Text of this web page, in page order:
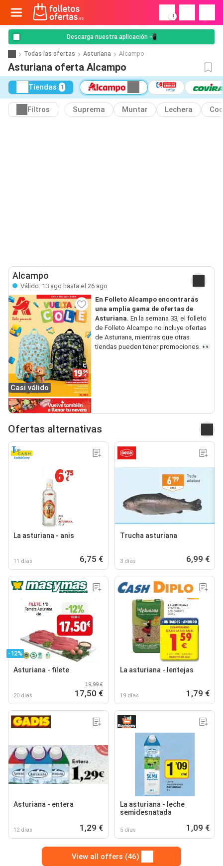
!
Descarga nuestra aplicación 📲
Todas las ofertas Asturiana Alcampo
Asturiana oferta Alcampo
Tiendas 1
Filtros Suprema Muntar Lechera
Alcampo
Válido: 13 ago hasta el 26 ago
Casi válido
En Folleto Alcampo encontrarás
una amplia gama de ofertas de
Asturiana. En la semana 33, el folleto
de Folleto Alcampo no incluye ofertas
de Asturiana, mientras que otras
tiendas pueden tener promociones. 👀
Ofertas alternativas
La asturiana - anis
11 días 6,75 €
Trucha asturiana
3 días 6,99 €
-12%
Asturiana - filete
20 días
19,99 €
17,50 €
La asturiana - lentejas
19 días 1,79 €
Asturiana - entera
12 días 1,29 €
La asturiana - leche
semidesnatada
5 días 1,09 €
View all offers (46)